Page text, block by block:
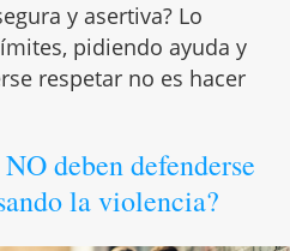
y asertiva? Lo
pidiendo ayuda y
respetar no es hacer
deben defenderse
la violencia?